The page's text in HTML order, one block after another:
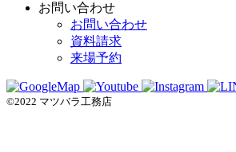
お問い合わせ
お問い合わせ
資料請求
来場予約
©2022 マツバラ工務店